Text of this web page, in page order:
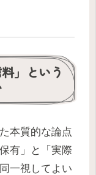
」という
本質的な論点
有」と「実際
一視してよい